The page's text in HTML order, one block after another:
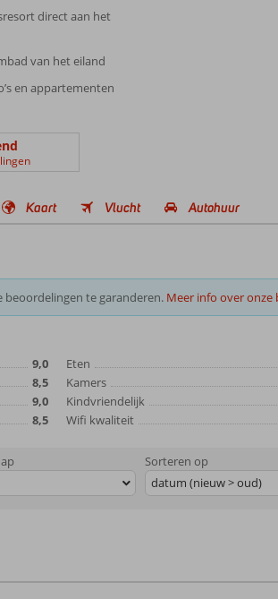
direct aan het
van het eiland
en appartementen
Kaart Vlucht Autohuur
beoordelingen te garanderen. Meer info over onze
9,0
8,5
9,0
8,5
Eten
Kamers
Kindvriendelijk
Wifi kwaliteit
Sorteren op
datum (nieuw > oud)